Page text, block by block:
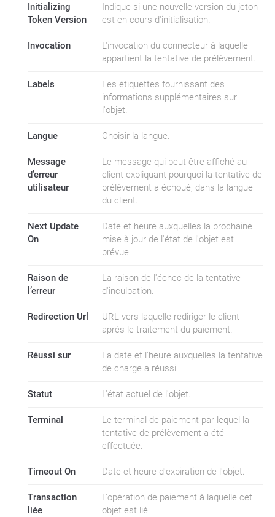
Initializing
Token Version
Indique si une nouvelle version du jeton
est en cours d'initialisation.
Invocation
L'invocation du connecteur à laquelle
appartient la tentative de prélèvement.
Labels
Les étiquettes fournissant des
informations supplémentaires sur
l'objet.
Langue Choisir la langue.
Message
d’erreur
utilisateur
Le message qui peut être affiché au
client expliquant pourquoi la tentative de
prélèvement a échoué, dans la langue
du client.
Next Update
On
Date et heure auxquelles la prochaine
mise à jour de l'état de l'objet est
prévue.
Raison de
l’erreur
La raison de l'échec de la tentative
d'inculpation.
Redirection Url
URL vers laquelle rediriger le client
après le traitement du paiement.
Réussi sur
La date et l'heure auxquelles la tentative
de charge a réussi.
Statut L'état actuel de l'objet.
Terminal
Le terminal de paiement par lequel la
tentative de prélèvement a été
effectuée.
Timeout On Date et heure d'expiration de l'objet.
Transaction
liée
L'opération de paiement à laquelle cet
objet est lié.